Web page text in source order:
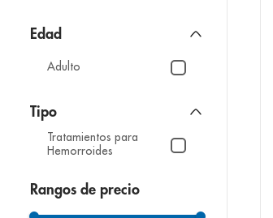
Edad
Adulto
Tipo
Tratamientos para
Hemorroides
Rangos de precio